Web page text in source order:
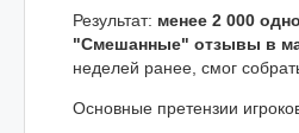
Результат: менее 2 000
"Смешанные" отзывы в
неделей ранее, смог
Основные претензии